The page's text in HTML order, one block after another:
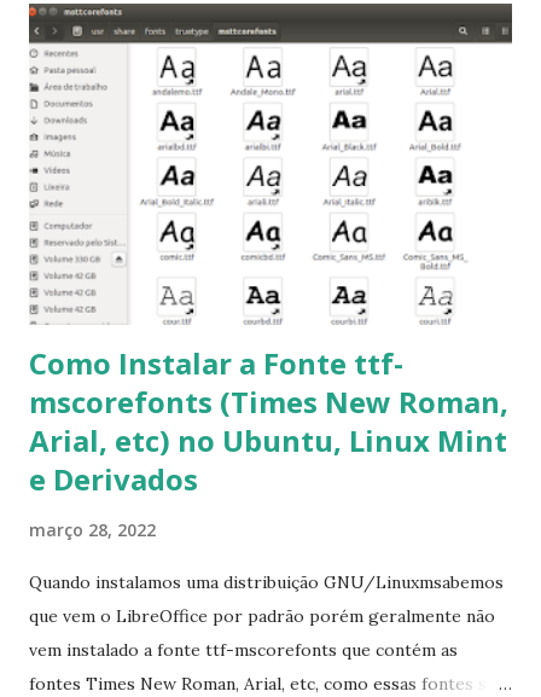
para usuários iniciantes... 1- Atualizar a lista de pacotes: $
sudo apt-get update 2- Atualizar toda a distro: $ sudo apt-
get -f dist-upgrade ou update-manager -d -c 3- Instalar
pacotes: $ sudo apt-get install [nome do pacote] 4-
Procurar arquivos corrompidos: $ sudo apt-get check 5-
Corrigir problemas de dependências, concluir instalação de
pacotes pendentes e outros erros: $ sudo apt-get -f install
6- Se o comando sudo apt-get -f install nã...
Como Instalar a Fonte ttf-
mscorefonts (Times New Roman,
Arial, etc) no Ubuntu, Linux Mint
e Derivados
março 28, 2022
Quando instalamos uma distribuição GNU/Linuxmsabemos
que vem o LibreOffice por padrão porém geralmente não
vem instalado a fonte ttf-mscorefonts que contém as
fontes Times New Roman, Arial, etc, como essas fontes são